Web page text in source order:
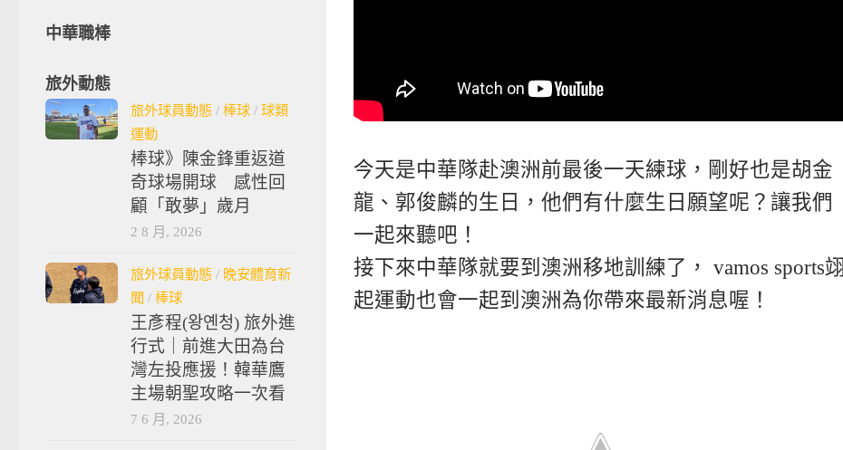
今天是中華隊赴澳洲前最後一天練球，剛好也是胡金
龍、郭俊麟的生日，他們有什麼生日願望呢？讓我們
一起來聽吧！
接下來中華隊就要到澳洲移地訓練了， vamos sports翊
起運動​也會一起到澳洲為你帶來最新消息喔！
中華職棒
旅外動態
旅外球員動態 / 棒球 / 球類
運動
棒球》陳金鋒重返道
奇球場開球 感性回
顧「敢夢」歲月
2 8 月, 2026
旅外球員動態 / 晚安體育新
聞 / 棒球
王彥程(왕옌청) 旅外進
行式｜前進大田為台
灣左投應援！韓華鷹
主場朝聖攻略一次看
7 6 月, 2026